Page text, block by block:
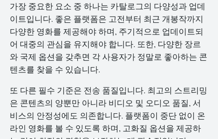
가장 중요한 요소 중 하나는 카탈로그의 다양성과 업데
이트입니다. 좋은 플랫폼은 고전부터 최근 개봉작까지
다양한 영화를 제공해야 하며, 주기적으로 업데이트되
어 대중의 관심을 유지해야 합니다. 또한, 다양한 장르
와 국제 옵션을 갖추면 각 사용자가 정말로 좋아하는 콘
텐츠를 찾을 수 있습니다.
또 다른 필수 기준은 전송 품질입니다. 최고의 스트리밍
은 콘텐츠의 양뿐만 아니라 비디오 및 오디오 품질, 서
비스의 안정성에도 의존합니다. 플랫폼이 중단 없이 온
라인 영화를 볼 수 있도록 하며, 고화질 옵션을 제공하